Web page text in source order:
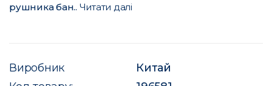
рушника бан.. Читати далі
Виробник
Китай